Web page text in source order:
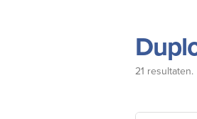
21 resultaten.